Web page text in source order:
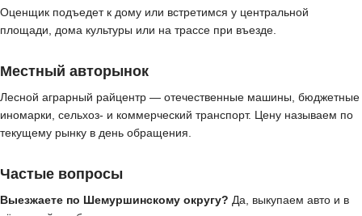
Оценщик подъедет к дому или встретимся у центральной
площади, дома культуры или на трассе при въезде.
Местный авторынок
Лесной аграрный райцентр — отечественные машины, бюджетные
иномарки, сельхоз- и коммерческий транспорт. Цену называем по
текущему рынку в день обращения.
Частые вопросы
Выезжаете по Шемуршинскому округу? Да, выкупаем авто и в